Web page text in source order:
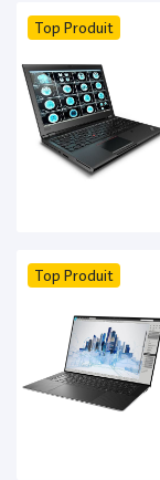
Top Produit
Top Produit